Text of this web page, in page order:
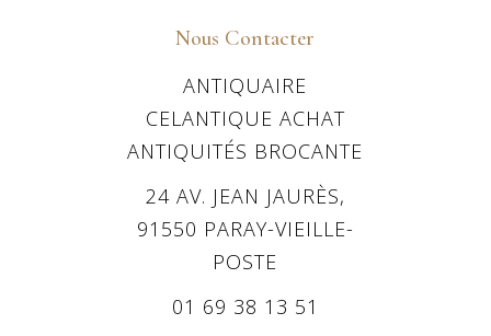
Nous Contacter
ANTIQUAIRE
CELANTIQUE ACHAT
ANTIQUITÉS BROCANTE
24 AV. JEAN JAURÈS,
91550 PARAY-VIEILLE-
POSTE
01 69 38 13 51